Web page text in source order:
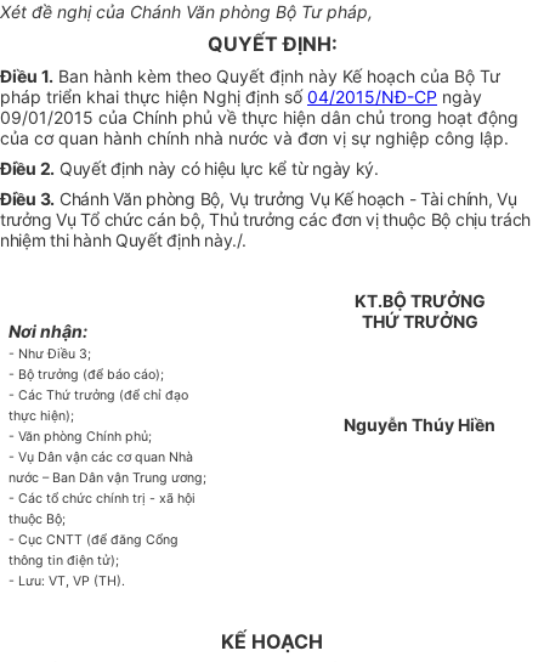
Xét đề nghị của Chánh Văn phòng Bộ Tư pháp,
QUYẾT ĐỊNH:
Điều 1. Ban hành kèm theo Quyết định này Kế hoạch của Bộ Tư
pháp triển khai thực hiện Nghị định số04/2015/NĐ-CP ngày
09/01/2015 của Chính phủ về thực hiện dân chủ trong hoạt động
của cơ quan hành chính nhà nước và đơn vị sự nghiệp công lập.
Điều 2. Quyết định này có hiệu lực kể từ ngày ký.
Điều 3. Chánh Văn phòng Bộ, Vụ trưởng Vụ Kế hoạch - Tài chính, Vụ
trưởng Vụ Tổ chức cán bộ, Thủ trưởng các đơn vị thuộc Bộ chịu trách
nhiệm thi hành Quyết định này./.
Nơi nhận:
- Như Điều 3;
- Bộ trưởng (để báo cáo);
- Các Thứ trưởng (để chỉ đạo
thực hiện);
- Văn phòng Chính phủ;
- Vụ Dân vận các cơ quan Nhà
nước – Ban Dân vận Trung ương;
- Các tổ chức chính trị - xã hội
thuộc Bộ;
- Cục CNTT (để đăng Cổng
thông tin điện tử);
- Lưu: VT, VP (TH).
KT.BỘ TRƯỞNG
THỨ TRƯỞNG
Nguyễn Thúy Hiền
KẾ HOẠCH